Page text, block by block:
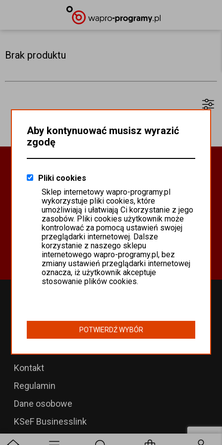
Brak produktu
PROGRAMY WAPRO ERP
PROGRAMY MISTRAL
SYSTEM SCANMAG
Oferta
Programy Asseco WAPRO
Odnowienia 365 i aktualizacje
Programy WAPRO
Kontakt
Regulamin
Dane osobowe
KSeF Businesslink
Aby kontynuować musisz wyrazić
zgodę
Pliki cookies
Sklep internetowy wapro-programy.pl
wykorzystuje pliki cookies, które
umożliwiają i ułatwiają Ci korzystanie z jego
zasobów. Pliki cookies użytkownik może
kontrolować za pomocą ustawień swojej
przeglądarki internetowej. Dalsze
korzystanie z naszego sklepu
internetowego wapro-programy.pl, bez
zmiany ustawień przeglądarki internetowej
oznacza, iż użytkownik akceptuje
stosowanie plików cookies.
POTWIERDŹ WYBÓR